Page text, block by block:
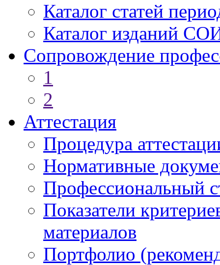
Каталог статей
Каталог изданий
Сопровождение
1
2
Аттестация
Процедура
Нормативные
Профессиональный
Показатели
материалов
Портфолио